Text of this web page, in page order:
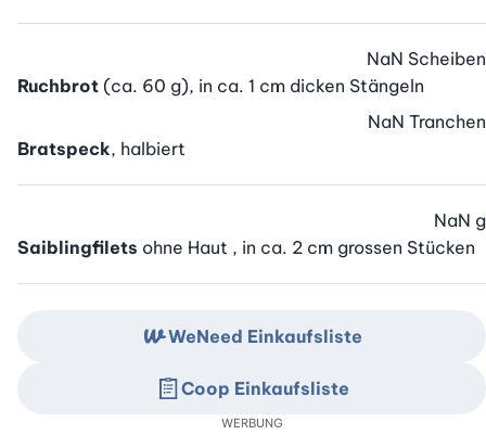
Ruchbrot (ca. 60 g), in ca. 1 cm dicken Stängeln
NaN Scheiben
Bratspeck, halbiert
NaN Tranchen
Saiblingfilets ohne Haut , in ca. 2 cm grossen Stücken
NaN g
WeNeed Einkaufsliste
Coop Einkaufsliste
WERBUNG